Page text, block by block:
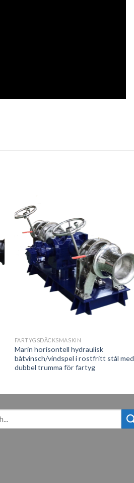
FARTYGSDÄCKSMASKIN
Marin horisontell hydraulisk
båtvinsch/vindspel i rostfritt stål med
dubbel trumma för fartyg